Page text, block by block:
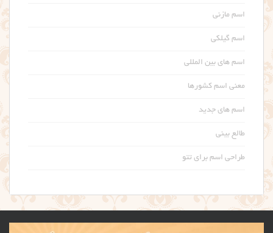
اسم مازنی
اسم گیلکی
اسم های بین المللی
معنی اسم کشورها
اسم های جدید
طالع بینی
طراحی اسم برای تتو